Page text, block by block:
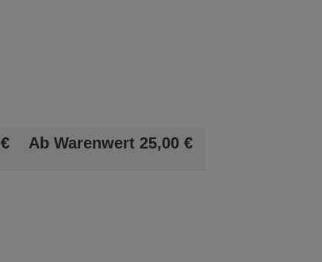
€ Ab Warenwert 25,00 €